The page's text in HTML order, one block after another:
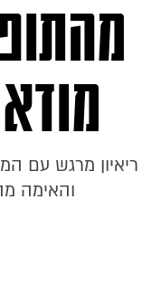
ריאיון מרגש עם
והאימה